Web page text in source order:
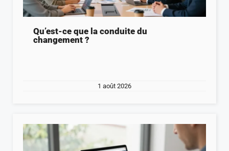
Qu’est-ce que la conduite du
changement ?
1 août 2026